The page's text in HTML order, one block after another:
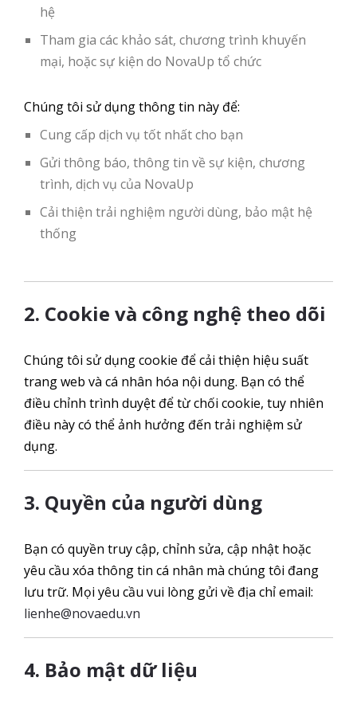
hệ
Tham gia các khảo sát, chương trình khuyến
mại, hoặc sự kiện do NovaUp tổ chức
Chúng tôi sử dụng thông tin này để:
Cung cấp dịch vụ tốt nhất cho bạn
Gửi thông báo, thông tin về sự kiện, chương
trình, dịch vụ của NovaUp
Cải thiện trải nghiệm người dùng, bảo mật hệ
thống
2. Cookie và công nghệ theo dõi
Chúng tôi sử dụng cookie để cải thiện hiệu suất
trang web và cá nhân hóa nội dung. Bạn có thể
điều chỉnh trình duyệt để từ chối cookie, tuy nhiên
điều này có thể ảnh hưởng đến trải nghiệm sử
dụng.
3. Quyền của người dùng
Bạn có quyền truy cập, chỉnh sửa, cập nhật hoặc
yêu cầu xóa thông tin cá nhân mà chúng tôi đang
lưu trữ. Mọi yêu cầu vui lòng gửi về địa chỉ email:
lienhe@novaedu.vn
4. Bảo mật dữ liệu